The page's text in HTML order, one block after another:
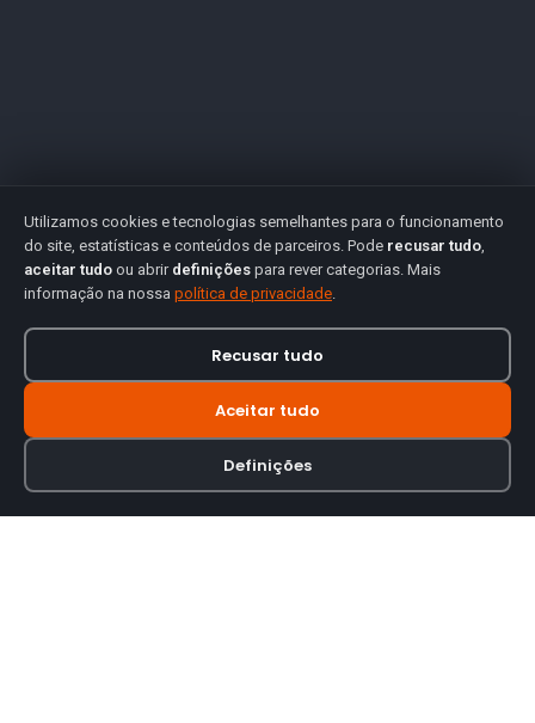
Utilizamos cookies e tecnologias semelhantes para o funcionamento
do site, estatísticas e conteúdos de parceiros. Pode recusar tudo,
aceitar tudo ou abrir definições para rever categorias. Mais
informação na nossa política de privacidade.
Recusar tudo
Aceitar tudo
Definições